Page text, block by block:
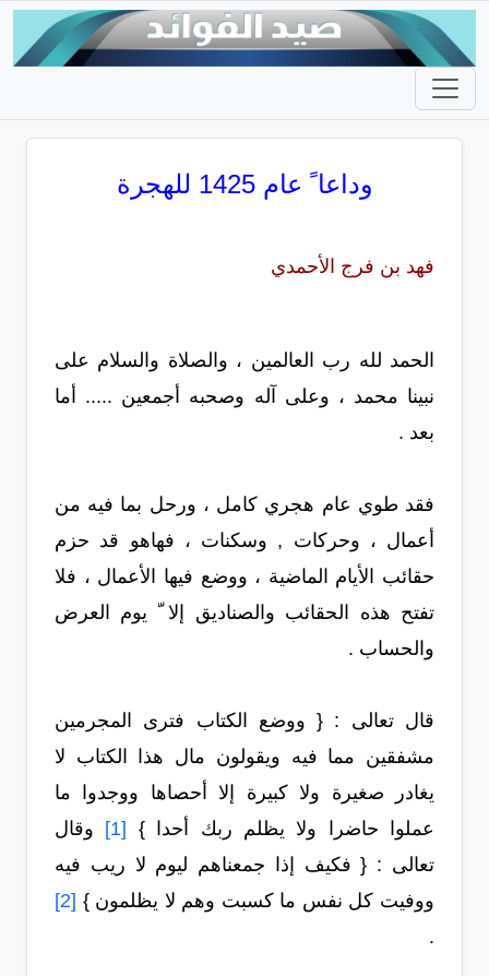
وداعا ً عام 1425 للهجرة
فهد بن فرج الأحمدي
الحمد لله رب العالمين ، والصلاة والسلام على
نبينا محمد ، وعلى آله وصحبه أجمعين ..... أما
بعد .
فقد طوي عام هجري كامل ، ورحل بما فيه من
أعمال ، وحركات , وسكنات ، فهاهو قد حزم
حقائب الأيام الماضية ، ووضع فيها الأعمال ، فلا
تفتح هذه الحقائب والصناديق إلا ّ يوم العرض
والحساب .
قال تعالى : { ووضع الكتاب فترى المجرمين
مشفقين مما فيه ويقولون مال هذا الكتاب لا
يغادر صغيرة ولا كبيرة إلا أحصاها ووجدوا ما
عملوا حاضرا ولا يظلم ربك أحدا }
[1]
وقال
تعالى : { فكيف إذا جمعناهم ليوم لا ريب فيه
ووفيت كل نفس ما كسبت وهم لا يظلمون } [2]
.